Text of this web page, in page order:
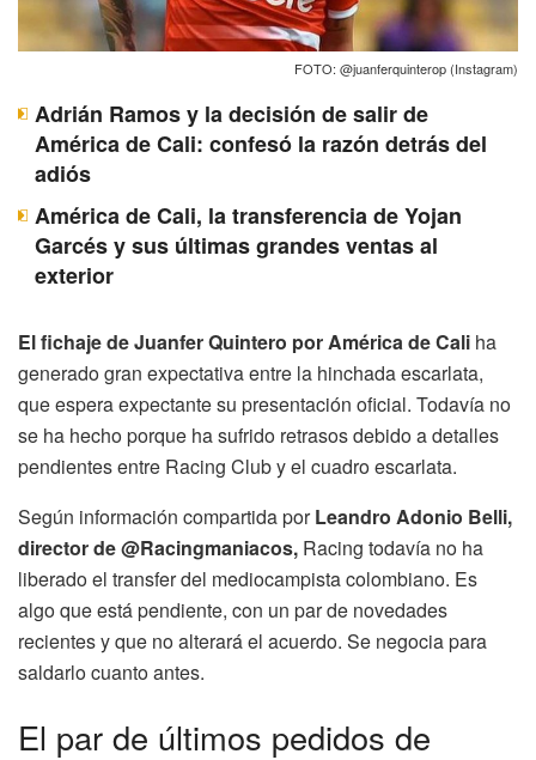
FOTO: @juanferquinterop (Instagram)
Adrián Ramos y la decisión de salir de
América de Cali: confesó la razón detrás del
adiós
América de Cali, la transferencia de Yojan
Garcés y sus últimas grandes ventas al
exterior
El fichaje de Juanfer Quintero por América de Cali ha
generado gran expectativa entre la hinchada escarlata,
que espera expectante su presentación oficial. Todavía no
se ha hecho porque ha sufrido retrasos debido a detalles
pendientes entre Racing Club y el cuadro escarlata.
Según información compartida porLeandro Adonio Belli,
director de @Racingmaniacos, Racing todavía no ha
liberado el transfer del mediocampista colombiano. Es
algo que está pendiente, con un par de novedades
recientes y que no alterará el acuerdo. Se negocia para
saldarlo cuanto antes.
El par de últimos pedidos de